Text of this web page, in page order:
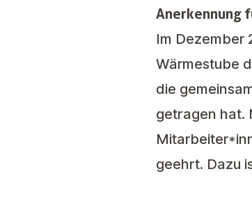
Anerkennung
Im Dezember
Wärmestube
die
getragen hat.
geehrt. Dazu